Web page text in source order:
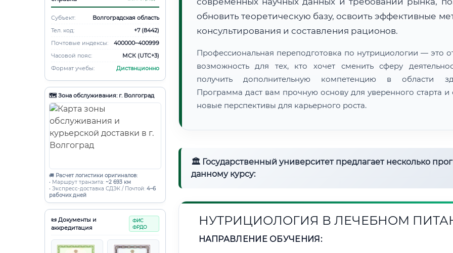
Субъект:
Волгоградская область
Тел. код:
+7 (8442)
Почтовые индексы:
400000–400999
Часовой пояс:
МСК (UTC+3)
Формат учебы:
Дистанционно
🗺️ Зона обслуживания: г. Волгоград
🚚 Расчет логистики оригиналов:
• Маршрут транзита: ~2 693 км
• Экспресс-доставка СДЭК / Почтой: 4–6
рабочих дней
📜 Документы и
аккредитация
ФИС
ФРДО
обновить теоретическую базу, освоить эффективные
консультирования и составления рационов.
Профессиональная переподготовка по нутрициологии — это
возможность для тех, кто хочет сменить сферу
получить дополнительную компетенцию в области
Программа даст вам прочную основу для уверенного старта и
новые перспективы для карьерного роста.
🏛 Государственный университет предлагает несколько
данному курсу:
НУТРИЦИОЛОГИЯ В ЛЕЧЕБНОМ
НАПРАВЛЕНИЕ ОБУЧЕНИЯ: